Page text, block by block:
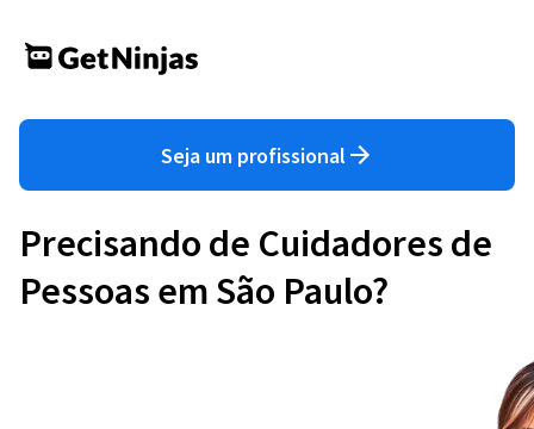
Seja um profissional
Precisando de Cuidadores de
Pessoas em São Paulo?